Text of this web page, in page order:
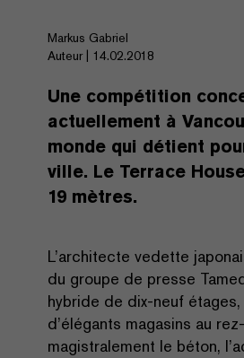
Markus Gabriel
Auteur | 14.02.2018
Une compétition
actuellement à
monde qui détient
ville. Le Terrace
19 mètres.
L’architecte vedette
du groupe de presse
hybride de dix-neuf
d’élégants magasins au
magistralement le béton,